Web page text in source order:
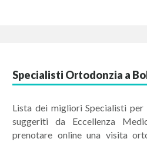
Specialisti Ortodonzia a
Lista dei migliori Specialisti per
suggeriti da Eccellenza
prenotare online una visita